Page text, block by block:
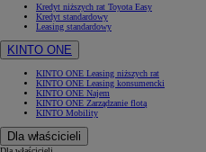
Kredyt niższych rat Toyota Easy
Kredyt standardowy
Leasing standardowy
KINTO ONE
KINTO ONE Leasing niższych rat
KINTO ONE Leasing konsumencki
KINTO ONE Najem
KINTO ONE Zarządzanie flotą
KINTO Mobility
Dla właścicieli